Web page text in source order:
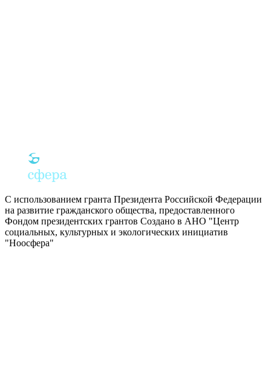
С использованием гранта Президента Российской Федерации
на развитие гражданского общества, предоставленного
Фондом президентских грантов Создано в АНО "Центр
социальных, культурных и экологических инициатив
"Ноосфера"